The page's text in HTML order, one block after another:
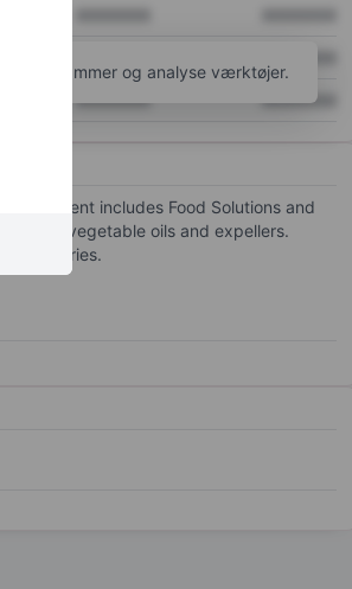
XXXXXXX XXXXXXX
diagrammer og analyse værktøjer.
segment includes Food Solutions and
sells vegetable oils and expellers.
countries.